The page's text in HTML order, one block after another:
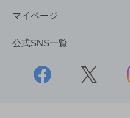
マイページ
公式SNS一覧